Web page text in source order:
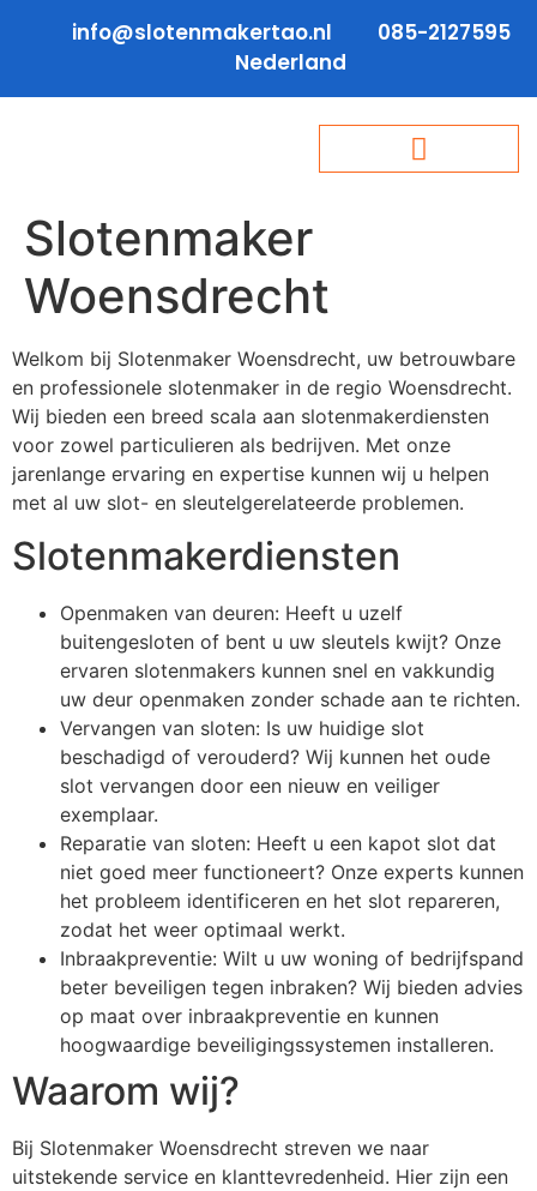
info@slotenmakertao.nl
085-2127595
Nederland
Slotenmaker
Woensdrecht
Welkom bij Slotenmaker Woensdrecht, uw betrouwbare
en professionele slotenmaker in de regio Woensdrecht.
Wij bieden een breed scala aan slotenmakerdiensten
voor zowel particulieren als bedrijven. Met onze
jarenlange ervaring en expertise kunnen wij u helpen
met al uw slot- en sleutelgerelateerde problemen.
Slotenmakerdiensten
Openmaken van deuren: Heeft u uzelf
buitengesloten of bent u uw sleutels kwijt? Onze
ervaren slotenmakers kunnen snel en vakkundig
uw deur openmaken zonder schade aan te richten.
Vervangen van sloten: Is uw huidige slot
beschadigd of verouderd? Wij kunnen het oude
slot vervangen door een nieuw en veiliger
exemplaar.
Reparatie van sloten: Heeft u een kapot slot dat
niet goed meer functioneert? Onze experts kunnen
het probleem identificeren en het slot repareren,
zodat het weer optimaal werkt.
Inbraakpreventie: Wilt u uw woning of bedrijfspand
beter beveiligen tegen inbraken? Wij bieden advies
op maat over inbraakpreventie en kunnen
hoogwaardige beveiligingssystemen installeren.
Waarom wij?
Bij Slotenmaker Woensdrecht streven we naar
uitstekende service en klanttevredenheid. Hier zijn een